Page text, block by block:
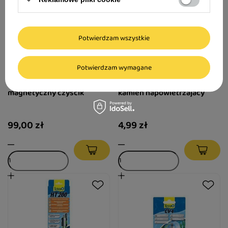
Tetra Magnet Cleaner Flat L -
magnetyczny czyścik
99,00 zł
Tetra AS Air Stone AS 25-
kamień napowietrzajacy
4,99 zł
Potwierdzam wymagane
Potwierdzam wszystkie